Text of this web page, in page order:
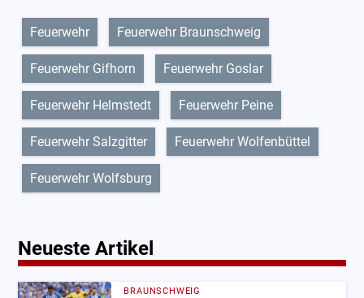
Feuerwehr Feuerwehr Braunschweig
Feuerwehr Gifhorn Feuerwehr Goslar
Feuerwehr Helmstedt Feuerwehr Peine
Feuerwehr Salzgitter Feuerwehr Wolfenbüttel
Feuerwehr Wolfsburg
Neueste Artikel
BRAUNSCHWEIG